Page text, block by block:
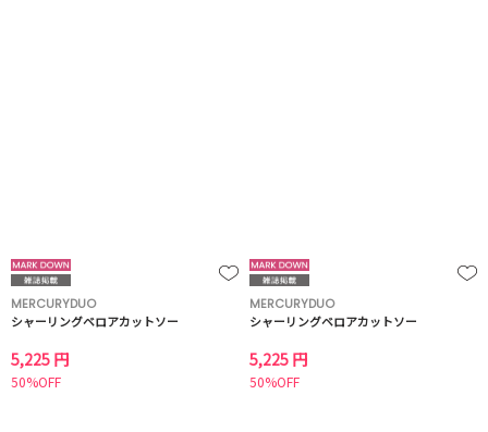
MERCURYDUO
シャーリングベロアカットソー
5,225 円
50%OFF
MERCURYDUO
シャーリングベロアカットソー
5,225 円
50%OFF